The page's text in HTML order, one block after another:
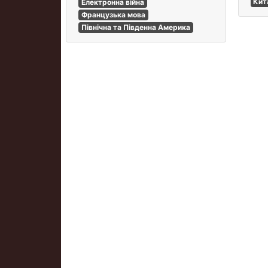
Електронна війна
Французька мова
Північна та Південна Америка